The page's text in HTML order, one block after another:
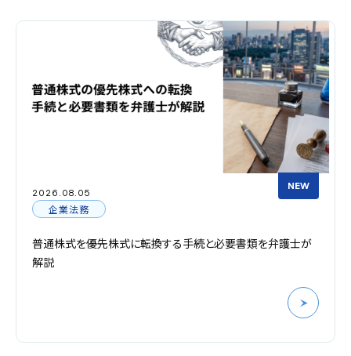
2026.08.05
NEW
企業法務
普通株式を優先株式に転換する手続と必要書類を弁護士が
解説